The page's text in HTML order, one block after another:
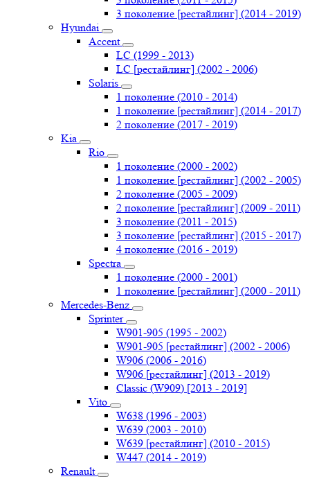
3 поколение [рестайлинг] (2014 - 2019)
Hyundai
Accent
LC (1999 - 2013)
LC [рестайлинг] (2002 - 2006)
Solaris
1 поколение (2010 - 2014)
1 поколение [рестайлинг] (2014 - 2017)
2 поколение (2017 - 2019)
Kia
Rio
1 поколение (2000 - 2002)
1 поколение [рестайлинг] (2002 - 2005)
2 поколение (2005 - 2009)
2 поколение [рестайлинг] (2009 - 2011)
3 поколение (2011 - 2015)
3 поколение [рестайлинг] (2015 - 2017)
4 поколение (2016 - 2019)
Spectra
1 поколение (2000 - 2001)
1 поколение [рестайлинг] (2000 - 2011)
Mercedes-Benz
Sprinter
W901-905 (1995 - 2002)
W901-905 [рестайлинг] (2002 - 2006)
W906 (2006 - 2016)
W906 [рестайлинг] (2013 - 2019)
Classic (W909) [2013 - 2019]
Vito
W638 (1996 - 2003)
W639 (2003 - 2010)
W639 [рестайлинг] (2010 - 2015)
W447 (2014 - 2019)
Renault